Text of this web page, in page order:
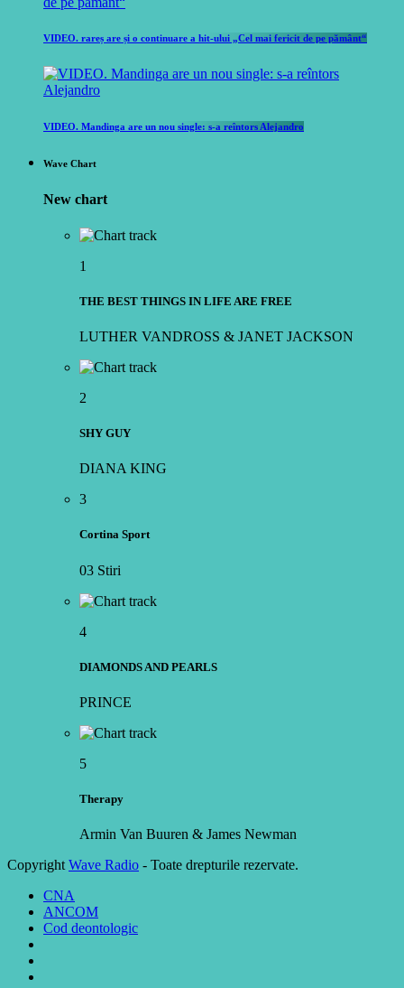
VIDEO. rareș are și o continuare a hit-ului „Cel mai fericit de pe pământ“
VIDEO. Mandinga are un nou single: s-a reîntors Alejandro
Wave Chart
New chart
1
THE BEST THINGS IN LIFE ARE FREE
LUTHER VANDROSS & JANET JACKSON
2
SHY GUY
DIANA KING
3
Cortina Sport
03 Stiri
4
DIAMONDS AND PEARLS
PRINCE
5
Therapy
Armin Van Buuren & James Newman
Copyright Wave Radio - Toate drepturile rezervate.
CNA
ANCOM
Cod deontologic